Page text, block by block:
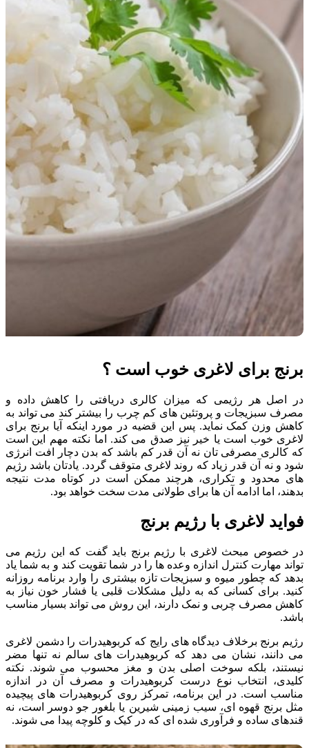
برنج برای لاغری خوب است ؟
در اصل هر رژیمی که میزان کالری دریافتی را کاهش داده و
مصرف سبزیجات و پروتئین های کم چرب را بیشتر کند می تواند به
کاهش وزن کمک نماید. پس این قضیه در مورد اینکه آیا برنج برای
لاغری خوب است یا خیر نیز صدق می کند. اما نکته مهم این است
که کالری مصرفی تان نه آن قدر کم باشد که بدن دچار افت انرژی
شود و نه آن قدر زیاد که روند لاغری متوقف گردد. یادتان باشد رژیم
های محدود و تکراری، هرچند ممکن است در کوتاه مدت نتیجه
بدهند، اما ادامه آن ها برای طولانی مدت سخت خواهد بود.
فواید لاغری با رژیم برنج
در خصوص مبحث لاغری با رژیم برنج باید گفت که این رژیم می
تواند مهارت کنترل اندازه وعده ها را در شما تقویت کند و به شما یاد
بدهد که چطور میوه و سبزیجات تازه بیشتری را وارد برنامه روزانه
کنید. برای کسانی که به دلیل مشکلات قلبی یا فشار خون نیاز به
کاهش مصرف چربی و نمک دارند، این روش می تواند بسیار مناسب
باشد.
رژیم برنج برخلاف دیدگاه های رایج که کربوهیدرات را دشمن لاغری
می دانند، نشان می دهد که کربوهیدرات های سالم نه تنها مضر
نیستند، بلکه سوخت اصلی بدن و مغز محسوب می شوند. نکته
کلیدی، انتخاب نوع درست کربوهیدرات و مصرف آن در اندازه
مناسب است. در این برنامه، تمرکز روی کربوهیدرات های پیچیده
مثل برنج قهوه ای، سیب زمینی شیرین یا بلغور جو دوسر است، نه
قندهای ساده و فرآوری شده ای که در کیک و کلوچه پیدا می شوند.